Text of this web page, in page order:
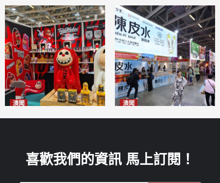
澳聞 澳聞
喜歡我們的資訊 馬上訂閱！